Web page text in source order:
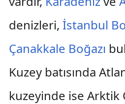
denizleri, İstanbul
Çanakkale Boğazı
Kuzey batısında
kuzeyinde ise Arktik